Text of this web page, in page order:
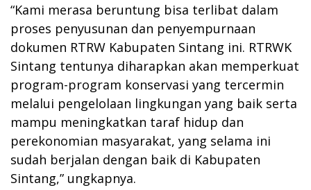
“Kami merasa beruntung bisa terlibat dalam
proses penyusunan dan penyempurnaan
dokumen RTRW Kabupaten Sintang ini. RTRWK
Sintang tentunya diharapkan akan memperkuat
program-program konservasi yang tercermin
melalui pengelolaan lingkungan yang baik serta
mampu meningkatkan taraf hidup dan
perekonomian masyarakat, yang selama ini
sudah berjalan dengan baik di Kabupaten
Sintang,” ungkapnya.